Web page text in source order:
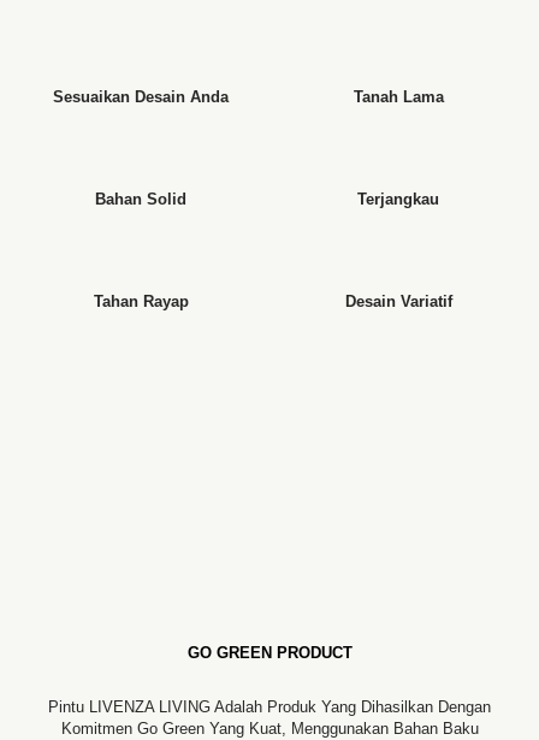
Sesuaikan Desain Anda Tanah Lama
Bahan Solid Terjangkau
Tahan Rayap Desain Variatif
GO GREEN PRODUCT
Pintu LIVENZA LIVING Adalah Produk Yang Dihasilkan Dengan
Komitmen Go Green Yang Kuat, Menggunakan Bahan Baku